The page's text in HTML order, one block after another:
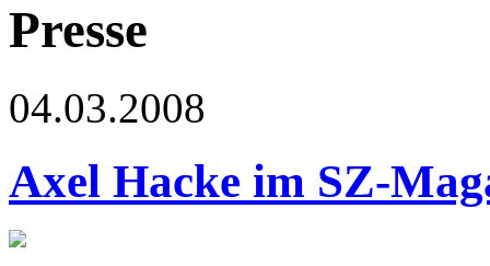
Presse
04.03.2008
Axel Hacke im SZ-